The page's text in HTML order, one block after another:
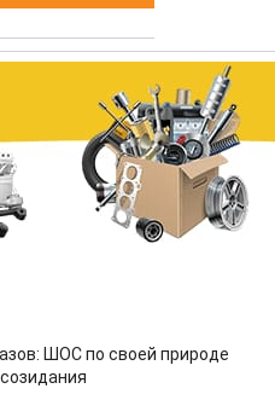
ШОС по своей природе